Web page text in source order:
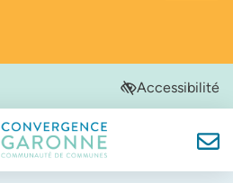
onglet)
nouvel onglet)
un nouvel onglet)
dans un nouvel onglet)Accessibilité
Convergence Garonne